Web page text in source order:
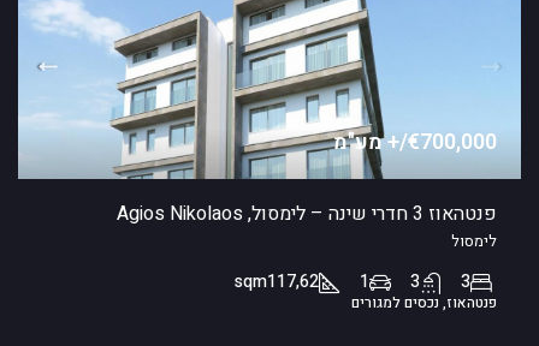
€700,000/+ מע"מ
פנטהאוז 3 חדרי שינה – לימסול, Agios Nikolaos
לימסול
3
3
1
117,62
sqm
פנטהאוז, נכסים למגורים